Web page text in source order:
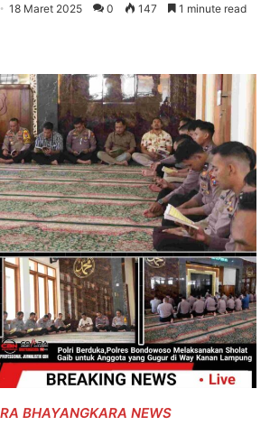
18 Maret 2025 0 147 1 minute read
BHAYANGKARA NEWS